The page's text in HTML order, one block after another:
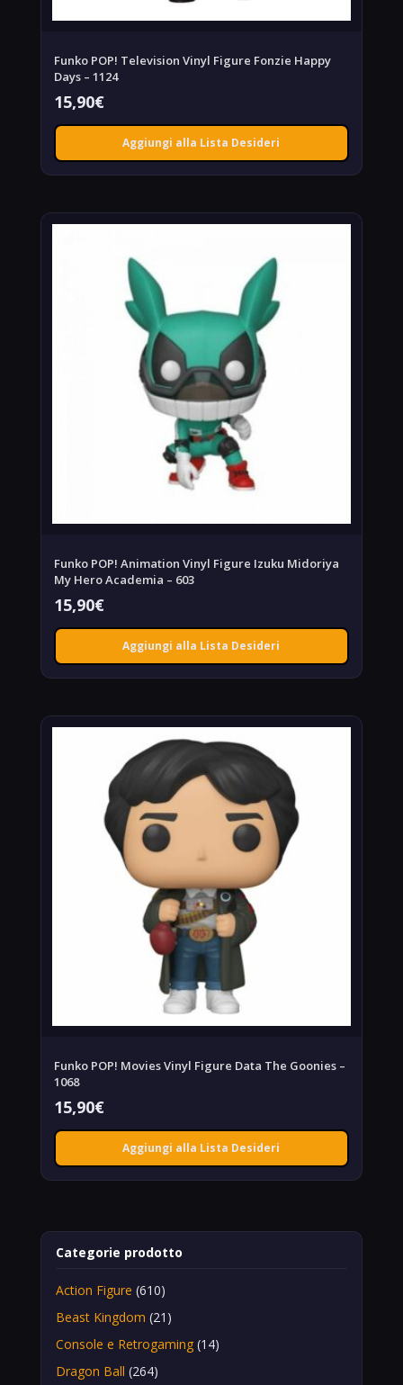
Funko POP! Television Vinyl Figure Fonzie Happy
Days – 1124
15,90€
Aggiungi alla Lista Desideri
Funko POP! Animation Vinyl Figure Izuku Midoriya
My Hero Academia – 603
15,90€
Aggiungi alla Lista Desideri
Funko POP! Movies Vinyl Figure Data The Goonies –
1068
15,90€
Aggiungi alla Lista Desideri
Categorie prodotto
Action Figure (610)
Beast Kingdom (21)
Console e Retrogaming (14)
Dragon Ball (264)